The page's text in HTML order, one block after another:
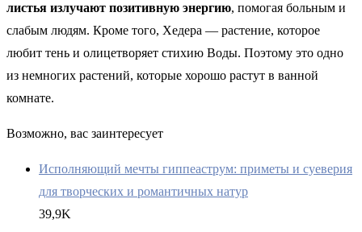
листья излучают позитивную энергию, помогая больным и
слабым людям. Кроме того, Хедера — растение, которое
любит тень и олицетворяет стихию Воды. Поэтому это одно
из немногих растений, которые хорошо растут в ванной
комнате.
Возможно, вас заинтересует
Исполняющий мечты гиппеаструм: приметы и суеверия
для творческих и романтичных натур
39,9K